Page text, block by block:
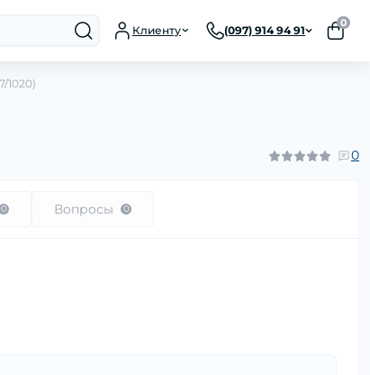
Клиенту (097) 914 94 91
0
1020)
0
0 Вопросы 0